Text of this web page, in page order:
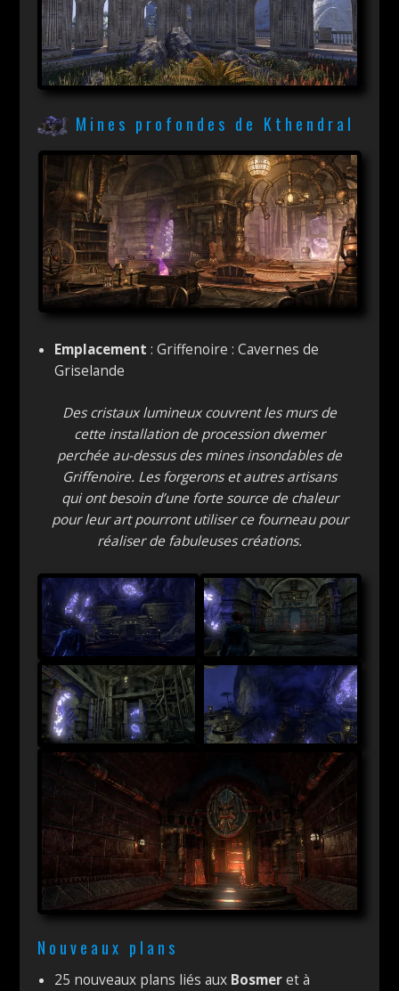
Mines profondes de Kthendral
Emplacement: Griffenoire : Cavernes de
Griselande
Des cristaux lumineux couvrent les murs de
cette installation de procession dwemer
perchée au-dessus des mines insondables de
Griffenoire. Les forgerons et autres artisans
qui ont besoin d’une forte source de chaleur
pour leur art pourront utiliser ce fourneau pour
réaliser de fabuleuses créations.
Nouveaux plans
25 nouveaux plans liés aux Bosmeret à